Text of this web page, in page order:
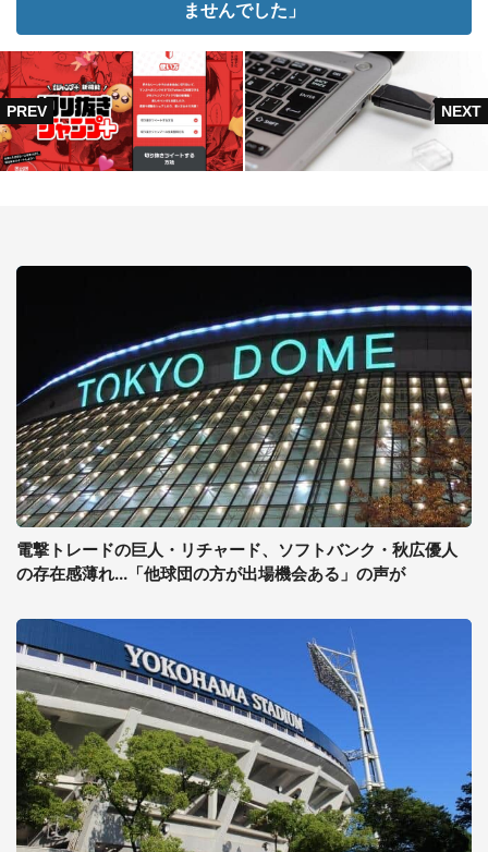
ませんでした」
電撃トレードの巨人・リチャード、ソフトバンク・秋広優人
の存在感薄れ...「他球団の方が出場機会ある」の声が